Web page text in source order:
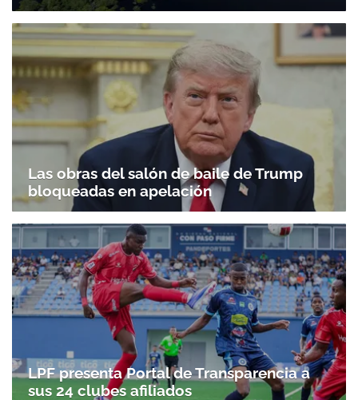
Las obras del salón de baile de Trump
bloqueadas en apelación
LPF presenta Portal de Transparencia a
sus 24 clubes afiliados